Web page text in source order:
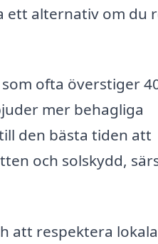
ett alternativ om du
ofta överstiger
mer behagliga
den bästa tiden att
och solskydd,
att respektera lokala